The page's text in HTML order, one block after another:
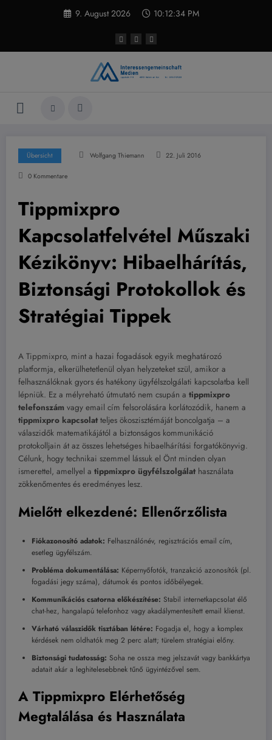
9. August 2026 10:12:35 PM
Übersicht Wolfgang Thiemann 22. Juli 2016
0 Kommentare
Tippmixpro
Kapcsolatfelvétel Műszaki
Kézikönyv: Hibaelhárítás,
Biztonsági Protokollok és
Stratégiai Tippek
A Tippmixpro, mint a hazai fogadások egyik meghatározó
platformja, elkerülhetetlenül olyan helyzeteket szül, amikor a
felhasználóknak gyors és hatékony ügyfélszolgálati kapcsolatba kell
lépniük. Ez a mélyreható útmutató nem csupán a tippmixpro
telefonszám vagy email cím felsorolására korlátozódik, hanem a
tippmixpro kapcsolat teljes ökoszisztémáját boncolgatja – a
válaszidők matematikájától a biztonságos kommunikáció
protokolljain át az összes lehetséges hibaelhárítási forgatókönyvig.
Célunk, hogy technikai szemmel lássuk el Önt minden olyan
ismerettel, amellyel a tippmixpro ügyfélszolgálat használata
zökkenőmentes és eredményes lesz.
Mielőtt elkezdené: Ellenőrzőlista
Fiókazonosító adatok: Felhasználónév, regisztrációs email cím,
esetleg ügyfélszám.
Probléma dokumentálása: Képernyőfotók, tranzakció azonosítók (pl.
fogadási jegy száma), dátumok és pontos időbélyegek.
Kommunikációs csatorna előkészítése: Stabil internetkapcsolat élő
chat-hez, hangalapú telefonhoz vagy akadálymentesített email klienst.
Várható válaszidők tisztában létére: Fogadja el, hogy a komplex
kérdések nem oldhatók meg 2 perc alatt; türelem stratégiai előny.
Biztonsági tudatosság: Soha ne ossza meg jelszavát vagy bankkártya
adatait akár a leghitelesebbnek tűnő ügyintézővel sem.
A Tippmixpro Elérhetőség
Megtalálása és Használata